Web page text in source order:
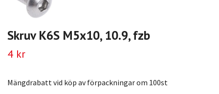
Skruv K6S M5x10, 10.9, fzb
4 kr
Mängdrabatt vid köp av förpackningar om 100st